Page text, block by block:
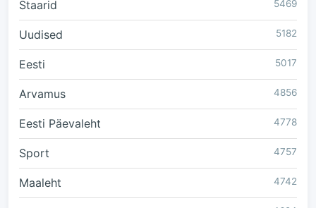
Staarid 5469
Uudised 5182
Eesti 5017
Arvamus 4856
Eesti Päevaleht 4778
Sport 4757
Maaleht 4742